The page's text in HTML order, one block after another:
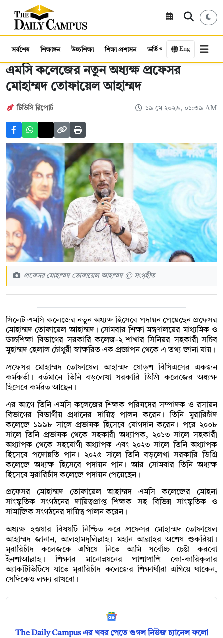
সর্বশেষ শিক্ষাঙ্গন উচ্চশিক্ষা শিক্ষা প্রশাসন ভর্তি পরীক্ষা কর্মসংস্থান
Eng
এমসি কলেজের নতুন অধ্যক্ষ প্রফেসর
মোহাম্মদ তোফায়েল আহাম্মদ
টিডিসি রিপোর্ট ১৯ মে ২০২৬, ০১:৩৯ AM
প্রফেসর মোহাম্মদ তোফায়েল আহাম্মদ © সংগৃহীত
সিলেট এমসি কলেজের নতুন অধ্যক্ষ হিসেবে পদায়ন পেয়েছেন প্রফেসর
মোহাম্মদ তোফায়েল আহাম্মদ। সোমবার শিক্ষা মন্ত্রণালয়ের মাধ্যমিক ও
উচ্চশিক্ষা বিভাগের সরকারি কলেজ-২ শাখার সিনিয়র সহকারী সচিব
মুহাম্মদ হেলাল চৌধুরী স্বাক্ষরিত এক প্রজ্ঞাপন থেকে এ তথ্য জানা যায়।
প্রফেসর মোহাম্মদ তোফায়েল আহাম্মদ ষোড়শ বিসিএসের একজন
কর্মকর্তা। বর্তমানে তিনি বড়লেখা সরকারি ডিগ্রি কলেজের অধ্যক্ষ
হিসেবে কর্মরত আছেন।
এর আগে তিনি এমসি কলেজের শিক্ষক পরিষদের সম্পাদক ও রসায়ন
বিভাগের বিভাগীয় প্রধানের দায়িত্ব পালন করেন। তিনি মুরারিচাঁদ
কলেজে ১৯৯৮ সালে প্রভাষক হিসেবে যোগদান করেন। পরে ২০০৮
সালে তিনি প্রভাষক থেকে সহকারী অধ্যাপক, ২০১৩ সালে সহকারী
অধ্যাপক থেকে সহযোগী অধ্যাপক এবং ২০২৩ সালে তিনি অধ্যাপক
হিসেবে পদোন্নতি পান। ২০২৫ সালে তিনি বড়লেখা সরকারি ডিগ্রি
কলেজে অধ্যক্ষ হিসেবে পদায়ন পান। আর সোমবার তিনি অধ্যক্ষ
হিসেবে মুরারিচাঁদ কলেজে পদায়ন পেয়েছেন।
প্রফেসর মোহাম্মদ তোফায়েল আহাম্মদ এমসি কলেজের মোহনা
সাংস্কৃতিক সংগঠনের দায়িত্বপ্রাপ্ত শিক্ষক সহ বিভিন্ন সাংস্কৃতিক ও
সামাজিক সংগঠনের দায়িত্ব পালন করেন।
অধ্যক্ষ হওয়ার বিষয়টি নিশ্চিত করে প্রফেসর মোহাম্মদ তোফায়েল
আহাম্মদ জানান, আলহামদুলিল্লাহ। মহান আল্লাহর অশেষ শুকরিয়া।
মুরারিচাঁদ কলেজকে এগিয়ে নিতে আমি সর্বোচ্চ চেষ্টা করবো
ইনশাআল্লাহ। শিক্ষার মানোন্নয়নের পাশাপাশি কো-কারিকুলার
অ্যাকটিভিটিসে যাতে মুরারিচাঁদ কলেজের শিক্ষার্থীরা এগিয়ে থাকেন,
সেদিকেও লক্ষ্য রাখবো।
The Daily Campus এর খবর পেতে গুগল নিউজ চ্যানেল ফলো